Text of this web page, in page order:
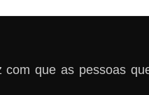
que as pessoas